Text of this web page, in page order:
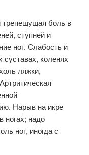
трепещущая боль в
ступней и
ног. Слабость и
суставах, коленях
ляжки,
Нарыв на икре
ногах; надо
ног, иногда с